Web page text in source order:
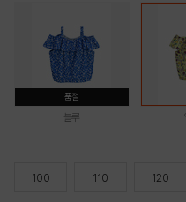
품절
블루
100 110 120